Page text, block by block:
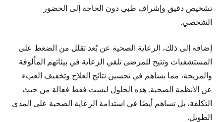
تشخيص دقيق وإشراف طبي دون الحاجة إلى الحضور
الشخصي.
إضافة إلى ذلك، الرعاية الصحية عن بُعد تقلل من الضغط على
المستشفيات وتتيح للمرضى تلقي الرعاية في بيئاتهم المألوفة
والمريحة، مما يساهم في تحسين نتائج العلاج وتخفيف العبء
عن الأنظمة الصحية. هذه الحلول ليست فقط فعالة من حيث
التكلفة، بل تساهم أيضًا في استدامة الرعاية الصحية على المدى
الطويل.